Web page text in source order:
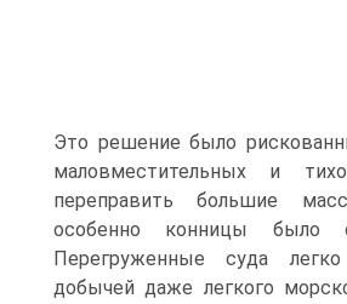
Это решение было
маловместительных и
переправить большие
особенно конницы было
Перегруженные суда
добычей даже легкого